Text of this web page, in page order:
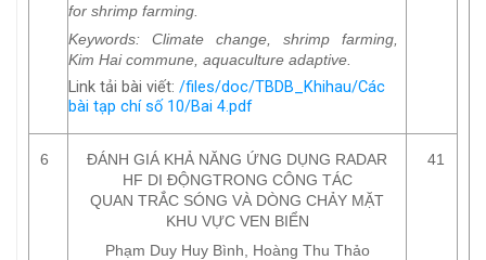
for shrimp farming.
Keywords: Climate change, shrimp farming,
Kim Hai commune, aquaculture adaptive.
Link tải bài viết: /files/doc/TBDB_Khihau/Các
bài tạp chí số 10/Bai 4.pdf
6
ĐÁNH GIÁ KHẢ NĂNG ỨNG DỤNG RADAR
HF DI ĐỘNGTRONG CÔNG TÁC
QUAN TRẮC SÓNG VÀ DÒNG CHẢY MẶT
KHU VỰC VEN BIỂN
Phạm Duy Huy Bình, Hoàng Thu Thảo
41